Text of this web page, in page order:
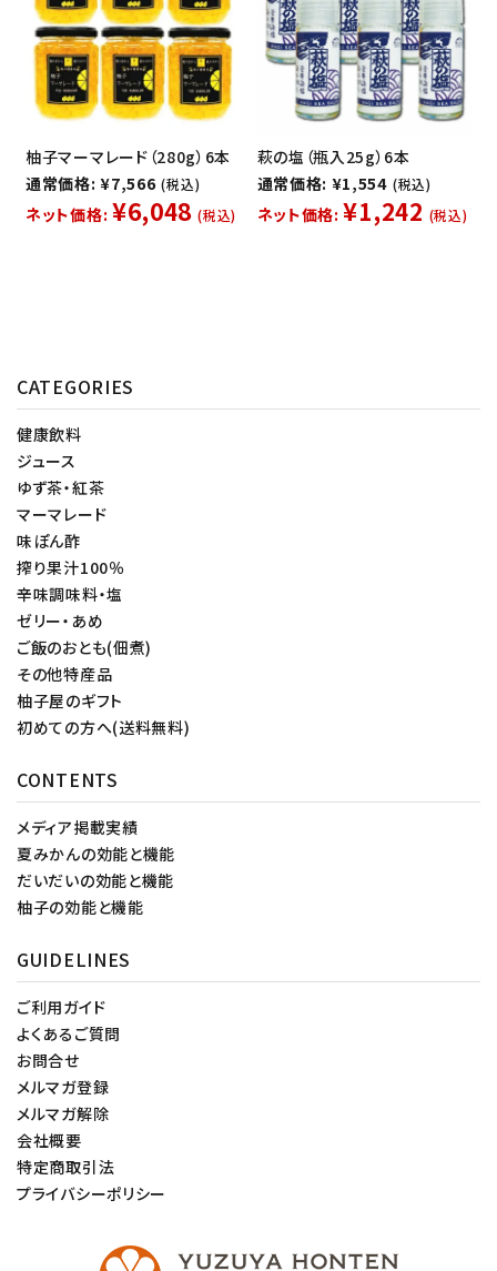
柚子マーマレード（280g）6本
通常価格: ¥7,566 (税込)
ネット価格: ¥6,048 (税込)
萩の塩（瓶入25g）6本
通常価格: ¥1,554 (税込)
ネット価格: ¥1,242 (税込)
CATEGORIES
健康飲料
ジュース
ゆず茶・紅茶
マーマレード
味ぽん酢
搾り果汁100％
辛味調味料・塩
ゼリー・あめ
ご飯のおとも(佃煮)
その他特産品
柚子屋のギフト
初めての方へ(送料無料)
CONTENTS
メディア掲載実績
夏みかんの効能と機能
だいだいの効能と機能
柚子の効能と機能
GUIDELINES
ご利用ガイド
よくあるご質問
お問合せ
メルマガ登録
メルマガ解除
会社概要
特定商取引法
プライバシーポリシー